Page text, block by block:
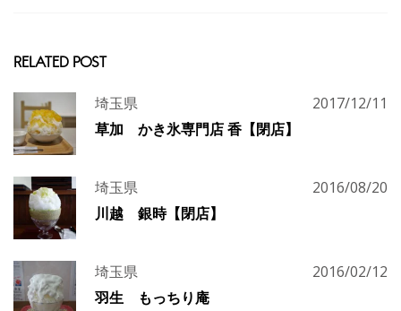
RELATED POST
埼玉県 2017/12/11
草加 かき氷専門店 香【閉店】
埼玉県 2016/08/20
川越 銀時【閉店】
埼玉県 2016/02/12
羽生 もっちり庵